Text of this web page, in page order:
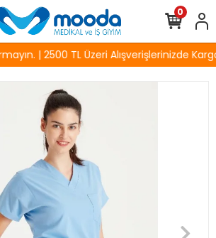
| 2500 TL Üzeri Alışverişlerinizde
0